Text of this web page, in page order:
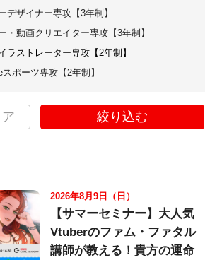
デザイナー専攻【3年制】
・動画クリエイター専攻【3年制】
ラストレーター専攻【2年制】
ポーツ専攻【2年制】
絞り込む
2026年8月9日（日）
【サマーセミナー】大人気
Vtuberのファム・ファタル
講師が教える！貴方の運命